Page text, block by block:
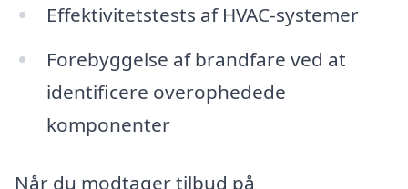
Effektivitetstests af HVAC-systemer
Forebyggelse af brandfare ved at
identificere overophedede
komponenter
Når du modtager tilbud på